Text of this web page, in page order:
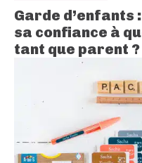
Garde d’enfants
sa confiance à
tant que parent ?